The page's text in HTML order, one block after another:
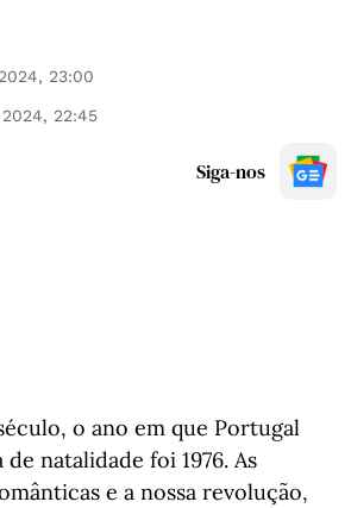
23:00
22:45
Siga-nos
o ano em que Portugal
natalidade foi 1976. As
e a nossa revolução,